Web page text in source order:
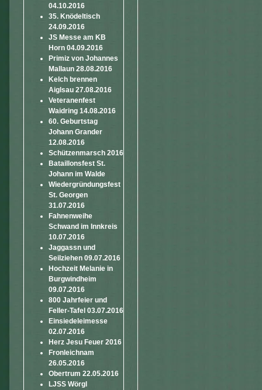
04.10.2016
35. Knödeltisch
24.09.2016
JS Messe am KB
Horn 04.09.2016
Primiz von Johannes
Mallaun 28.08.2016
Kelch brennen
Aiglsau 27.08.2016
Veteranenfest
Waidring 14.08.2016
60. Geburtstag
Johann Grander
12.08.2016
Schützenmarsch 2016
Bataillonsfest St.
Johann im Walde
Wiedergründungsfest
St. Georgen
31.07.2016
Fahnenweihe
Schwand im Innkreis
10.07.2016
Jaggassn und
Seilziehen 09.07.2016
Hochzeit Melanie in
Burgwindheim
09.07.2016
800 Jahrfeier und
Feller-Tafel 03.07.2016
Einsiedeleimesse
02.07.2016
Herz Jesu Feuer 2016
Fronleichnam
26.05.2016
Obertrum 22.05.2016
LJSS Wörgl